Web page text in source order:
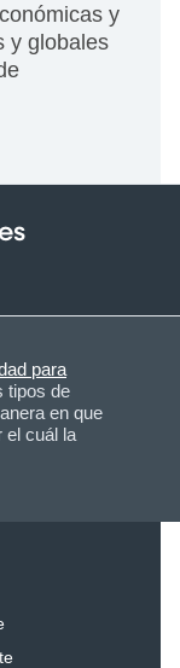
y
y globales
para
tipos de
en que
el cuál la